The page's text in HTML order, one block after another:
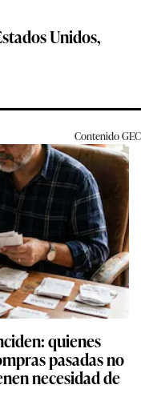
Unidos,
ContenidoGEC
quienes
pasadas no
necesidad de